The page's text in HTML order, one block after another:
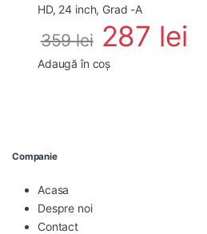
359lei 287 lei
Adaugă în coș
Companie
Acasa
Despre noi
Contact